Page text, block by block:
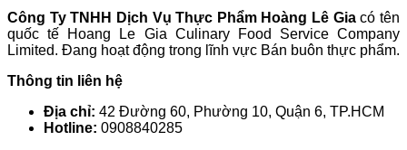
Công Ty TNHH Dịch Vụ Thực Phẩm Hoàng Lê Giacó tên
quốc tế Hoang Le Gia Culinary Food Service Company
Limited. Đang hoạt động trong lĩnh vực Bán buôn thực phẩm.
Thông tin liên hệ
Địa chỉ: 42 Đường 60, Phường 10, Quận 6, TP.HCM
Hotline: 0908840285